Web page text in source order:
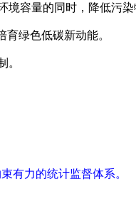
容量的同时，降低污染
绿色低碳新动能。
。
有力的统计监督体系。